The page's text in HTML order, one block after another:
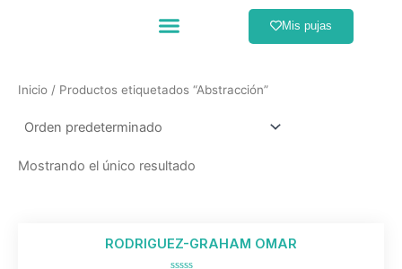
Menú Mis pujas
Inicio / Productos etiquetados “Abstracción”
Mostrando el único resultado
RODRIGUEZ-GRAHAM OMAR
precio
precio